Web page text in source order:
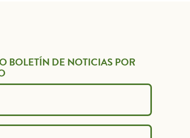
BOLETÍN DE NOTICIAS POR